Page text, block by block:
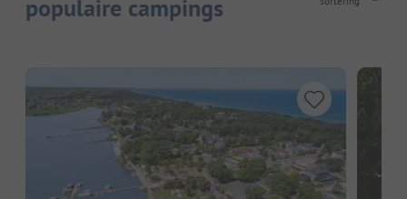
populaire campings